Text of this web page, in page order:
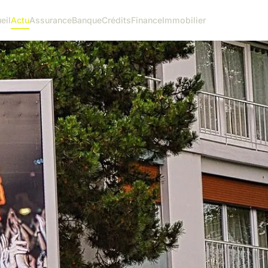
ActuAssuranceBanqueCréditsFinanceImmobilier